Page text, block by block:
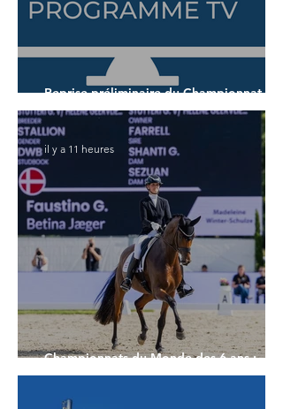
Reprise préliminaire du Championnat du
Monde des 5 ans
Championnats du Monde des 6 ans :
Faustino G prend les commandes
il y a 11 heures